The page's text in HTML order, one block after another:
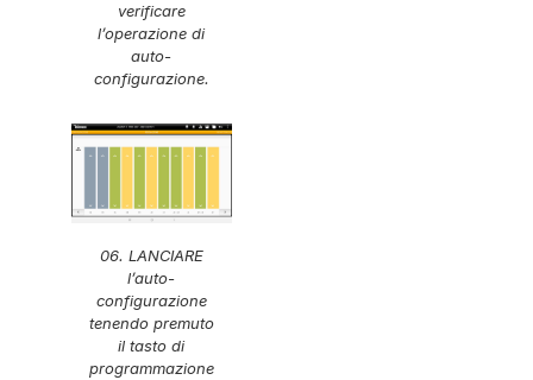
verificare
l’operazione di
auto-
configurazione.
06. LANCIARE
l’auto-
configurazione
tenendo premuto
il tasto di
programmazione